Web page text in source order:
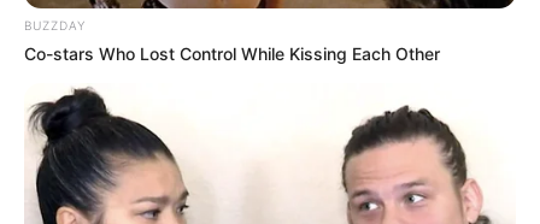
BUZZDAY
Co-stars Who Lost Control While Kissing Each Other